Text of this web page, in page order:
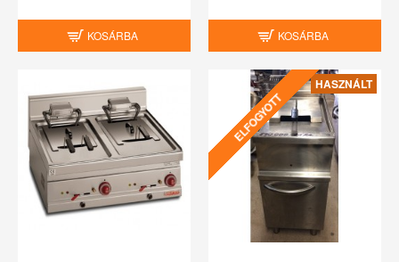
KOSÁRBA KOSÁRBA
HASZNÁLT
ELFOGYOTT